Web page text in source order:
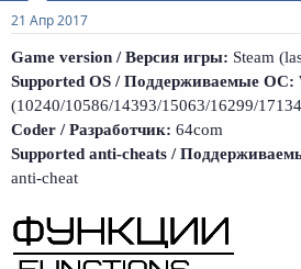
21 Апр 2017
Game version / Версия игры: Steam
Supported OS / Поддерживаемые ОС:
(10240/10586/14393/15063/16299/
Coder / Разработчик: 64com
Supported anti-cheats /
anti-cheat